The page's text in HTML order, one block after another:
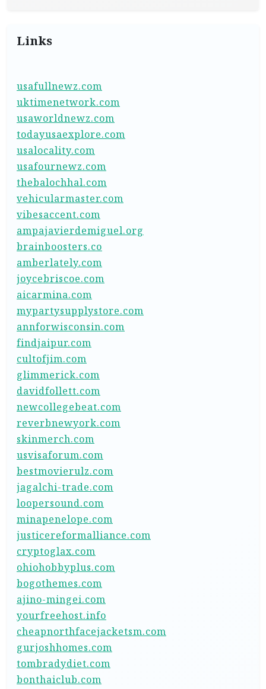
Links
usafullnewz.com
uktimenetwork.com
usaworldnewz.com
todayusaexplore.com
usalocality.com
usafournewz.com
thebalochhal.com
vehicularmaster.com
vibesaccent.com
ampajavierdemiguel.org
brainboosters.co
amberlately.com
joycebriscoe.com
aicarmina.com
mypartysupplystore.com
annforwisconsin.com
findjaipur.com
cultofjim.com
glimmerick.com
davidfollett.com
newcollegebeat.com
reverbnewyork.com
skinmerch.com
usvisaforum.com
bestmovierulz.com
jagalchi-trade.com
loopersound.com
minapenelope.com
justicereformalliance.com
cryptoglax.com
ohiohobbyplus.com
bogothemes.com
ajino-mingei.com
yourfreehost.info
cheapnorthfacejacketsm.com
gurjoshhomes.com
tombradydiet.com
bonthaiclub.com